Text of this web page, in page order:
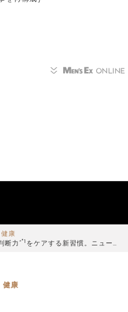
康
力”
*1 をケアする新習慣。ニュー…
健康